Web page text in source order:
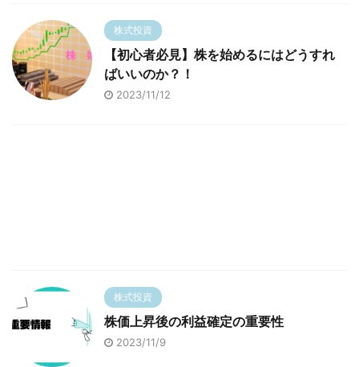
株式投資
【初心者必見】株を始めるにはどうすれ
ばいいのか？！
2023/11/12
株式投資
株価上昇後の利益確定の重要性
2023/11/9